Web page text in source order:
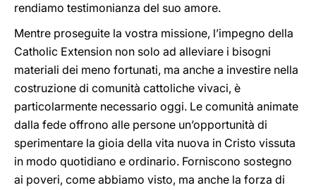
rendiamo testimonianza del suo amore.
Mentre proseguite la vostra missione, l’impegno della
Catholic Extension non solo ad alleviare i bisogni
materiali dei meno fortunati, ma anche a investire nella
costruzione di comunità cattoliche vivaci, è
particolarmente necessario oggi. Le comunità animate
dalla fede offrono alle persone un’opportunità di
sperimentare la gioia della vita nuova in Cristo vissuta
in modo quotidiano e ordinario. Forniscono sostegno
ai poveri, come abbiamo visto, ma anche la forza di